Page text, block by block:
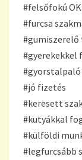
#felsőfokú
#furcsa
#gyerekekkel
#jó fizetés
#keresett
#kutyákkal
#külföldi
#legfurcsább